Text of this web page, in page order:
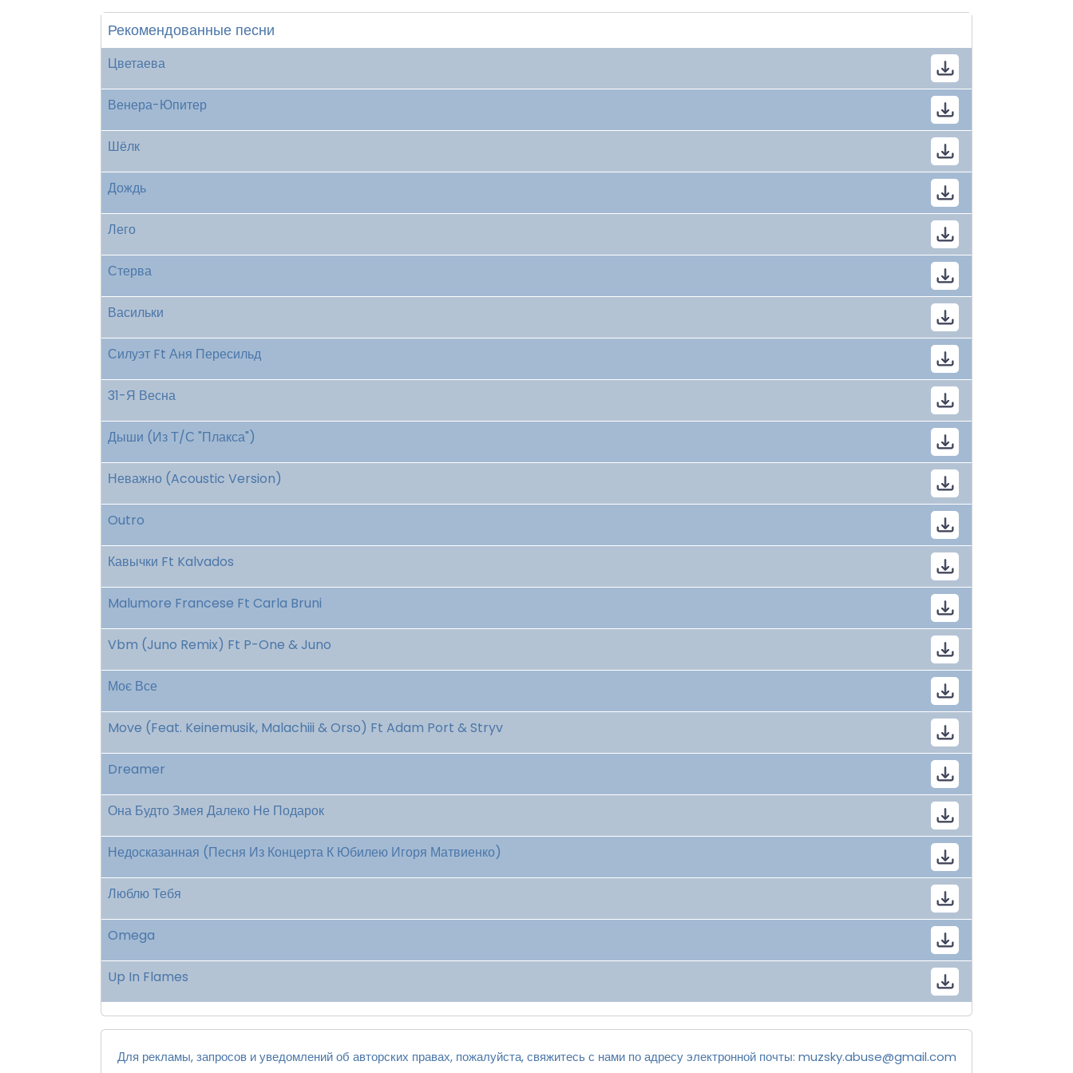
Рекомендованные песни
Цветаева
Венера-Юпитер
Шёлк
Дождь
Лего
Стерва
Васильки
Силуэт Ft Аня Пересильд
31-Я Весна
Дыши (Из Т/С "Плакса")
Неважно (Acoustic Version)
Outro
Кавычки Ft Kalvados
Malumore Francese Ft Carla Bruni
Vbm (Juno Remix) Ft P-One & Juno
Моє Все
Move (Feat. Keinemusik, Malachiii & Orso) Ft Adam Port & Stryv
Dreamer
Она Будто Змея Далеко Не Подарок
Недосказанная (Песня Из Концерта К Юбилею Игоря Матвиенко)
Люблю Тебя
Omega
Up In Flames
Для рекламы, запросов и уведомлений об авторских правах, пожалуйста, свяжитесь с нами по адресу электронной почты: muzsky.abuse@gmail.com